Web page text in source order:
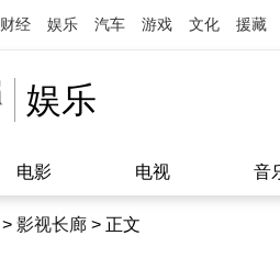
财经 娱乐 汽车 游戏 文化 援藏
娱乐
电影 电视 音
> 影视长廊 > 正文